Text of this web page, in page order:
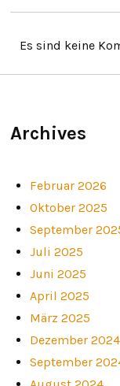
Es sind keine
Archives
Februar 2026
Oktober 2025
September
Juli 2025
Juni 2025
April 2025
März 2025
Dezember 2024
September